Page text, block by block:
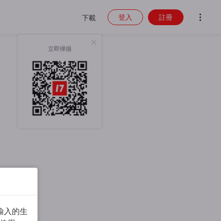
下載
立即掃描
登入 註冊
入的生